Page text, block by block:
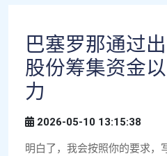
巴塞罗那通过
股份筹集资金
力
2026-05-10 13:15:38
明白了，我会按照你的要求，